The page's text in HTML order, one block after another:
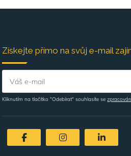
Získejte přímo na svůj e-mail
Váš e-mail
Kliknutím na tlačítko "Odebírat" souhlasíte se